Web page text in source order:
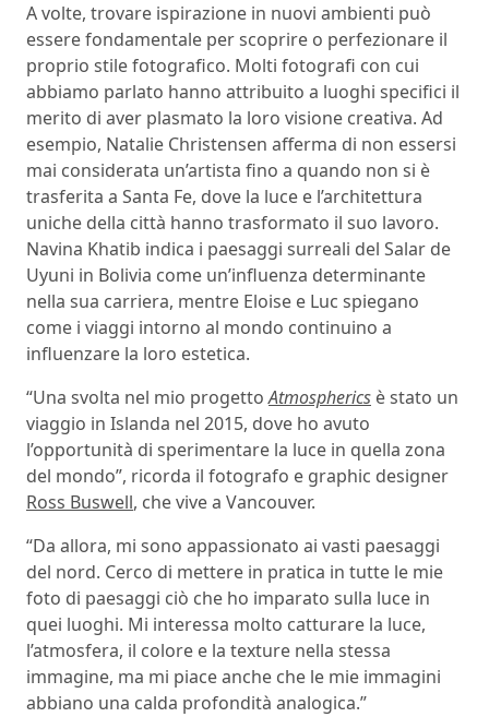
A volte, trovare ispirazione in nuovi ambienti può
essere fondamentale per scoprire o perfezionare il
proprio stile fotografico. Molti fotografi con cui
abbiamo parlato hanno attribuito a luoghi specifici il
merito di aver plasmato la loro visione creativa. Ad
esempio, Natalie Christensen afferma di non essersi
mai considerata un’artista fino a quando non si è
trasferita a Santa Fe, dove la luce e l’architettura
uniche della città hanno trasformato il suo lavoro.
Navina Khatib indica i paesaggi surreali del Salar de
Uyuni in Bolivia come un’influenza determinante
nella sua carriera, mentre Eloise e Luc spiegano
come i viaggi intorno al mondo continuino a
influenzare la loro estetica.
“Una svolta nel mio progettoAtmospherics è stato un
viaggio in Islanda nel 2015, dove ho avuto
l’opportunità di sperimentare la luce in quella zona
del mondo”, ricorda il fotografo e graphic designer
Ross Buswell, che vive a Vancouver.
“Da allora, mi sono appassionato ai vasti paesaggi
del nord. Cerco di mettere in pratica in tutte le mie
foto di paesaggi ciò che ho imparato sulla luce in
quei luoghi. Mi interessa molto catturare la luce,
l’atmosfera, il colore e la texture nella stessa
immagine, ma mi piace anche che le mie immagini
abbiano una calda profondità analogica.”